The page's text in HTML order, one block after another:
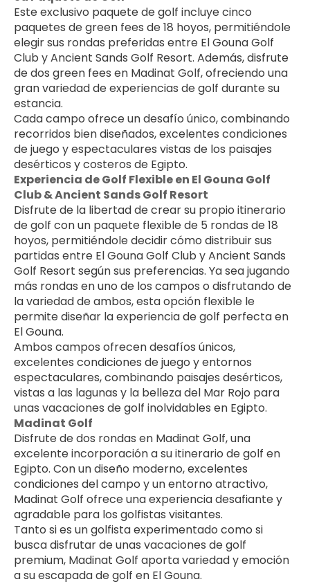
Este exclusivo paquete de golf incluye cinco
paquetes de green fees de 18 hoyos, permitiéndole
elegir sus rondas preferidas entre El Gouna Golf
Club y Ancient Sands Golf Resort. Además, disfrute
de dos green fees en Madinat Golf, ofreciendo una
gran variedad de experiencias de golf durante su
estancia.
Cada campo ofrece un desafío único, combinando
recorridos bien diseñados, excelentes condiciones
de juego y espectaculares vistas de los paisajes
desérticos y costeros de Egipto.
Experiencia de Golf Flexible en El Gouna Golf
Club & Ancient Sands Golf Resort
Disfrute de la libertad de crear su propio itinerario
de golf con un paquete flexible de 5 rondas de 18
hoyos, permitiéndole decidir cómo distribuir sus
partidas entre El Gouna Golf Club y Ancient Sands
Golf Resort según sus preferencias. Ya sea jugando
más rondas en uno de los campos o disfrutando de
la variedad de ambos, esta opción flexible le
permite diseñar la experiencia de golf perfecta en
El Gouna.
Ambos campos ofrecen desafíos únicos,
excelentes condiciones de juego y entornos
espectaculares, combinando paisajes desérticos,
vistas a las lagunas y la belleza del Mar Rojo para
unas vacaciones de golf inolvidables en Egipto.
Madinat Golf
Disfrute de dos rondas en Madinat Golf, una
excelente incorporación a su itinerario de golf en
Egipto. Con un diseño moderno, excelentes
condiciones del campo y un entorno atractivo,
Madinat Golf ofrece una experiencia desafiante y
agradable para los golfistas visitantes.
Tanto si es un golfista experimentado como si
busca disfrutar de unas vacaciones de golf
premium, Madinat Golf aporta variedad y emoción
a su escapada de golf en El Gouna.